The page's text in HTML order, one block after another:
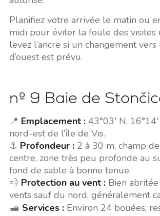
Planifiez votre arrivée le matin ou
midi pour éviter la foule des visites
levez l’ancre si un changement
d’ouest est prévu.
nº 9 Baie de
📍 Emplacement :43°03' N,
nord-est de l’île de Vis.
⚓ Profondeur :2 à 30 m, champ
centre, zone très peu profonde au
fond de sable à bonne tenue.
💨 Protection au vent :Bien
vents sauf du nord, généralement
🛥️ Services :Environ 24 bouées,